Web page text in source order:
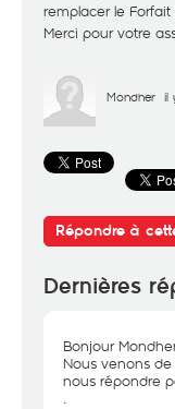
remplacer le Forfait
Merci pour votre
Mondher il
Répondre à
Dernières
Bonjour
Nous venons
nous répondre
.